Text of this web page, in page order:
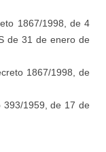
1867/1998, de 4
de 31 de enero de
1867/1998, de
1959, de 17 de